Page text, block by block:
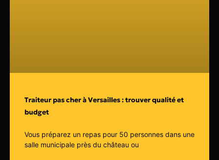
Traiteur pas cher à Versailles : trouver qualité et
budget
Vous préparez un repas pour 50 personnes dans une
salle municipale près du château ou